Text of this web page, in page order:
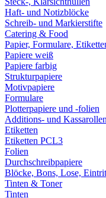
Haft- und Notizblöcke
Schreib- und Markierstifte
Catering & Food
Papier, Formulare,
Papiere weiß
Papiere farbig
Strukturpapiere
Motivpapiere
Formulare
Plotterpapiere und -folien
Additions- und Kassarollen
Etiketten
Etiketten PCL3
Folien
Durchschreibpapiere
Blöcke, Bons, Lose,
Tinten & Toner
Tinten